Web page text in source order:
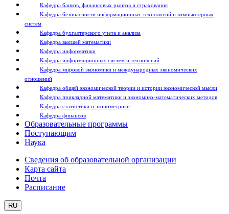
Кафедра банков, финансовых рынков и страхования
Кафедра безопасности информационных технологий и компьютерных
систем
Кафедра бухгалтерского учета и анализа
Кафедра высшей математики
Кафедра информатики
Кафедра информационных систем и технологий
Кафедра мировой экономики и международных экономических
отношений
Кафедра общей экономической теории и истории экономической мысли
Кафедра прикладной математики и экономико-математических методов
Кафедра статистики и эконометрики
Кафедра финансов
Образовательные программы
Поступающим
Наука
Сведения об образовательной организации
Карта сайта
Почта
Расписание
RU